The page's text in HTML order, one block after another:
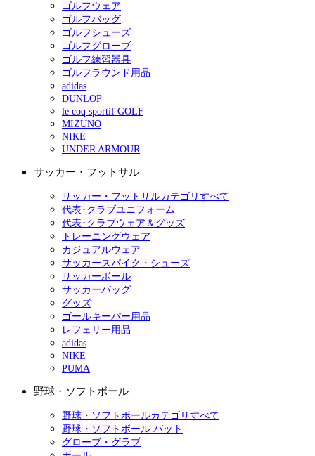
ゴルフウェア
ゴルフバッグ
ゴルフシューズ
ゴルフグローブ
ゴルフ練習器具
ゴルフラウンド用品
adidas
DUNLOP
le coq sportif GOLF
MIZUNO
NIKE
UNDER ARMOUR
サッカー・フットサル
サッカー・フットサルカテゴリすべて
代表･クラブユニフォーム
代表･クラブウェア＆グッズ
トレーニングウェア
カジュアルウェア
サッカースパイク・シューズ
サッカーボール
サッカーバッグ
グッズ
ゴールキーパー用品
レフェリー用品
adidas
NIKE
PUMA
野球・ソフトボール
野球・ソフトボールカテゴリすべて
野球・ソフトボール バット
グローブ・グラブ